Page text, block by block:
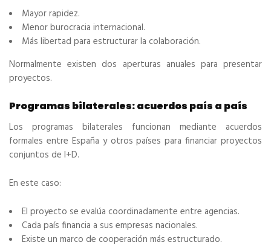
Mayor rapidez.
Menor burocracia internacional.
Más libertad para estructurar la colaboración.
Normalmente existen dos aperturas anuales para presentar
proyectos.
Programas bilaterales: acuerdos país a país
Los programas bilaterales funcionan mediante acuerdos
formales entre España y otros países para financiar proyectos
conjuntos de I+D.
En este caso:
El proyecto se evalúa coordinadamente entre agencias.
Cada país financia a sus empresas nacionales.
Existe un marco de cooperación más estructurado.